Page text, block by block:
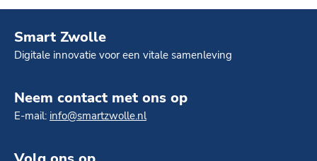
Smart Zwolle
Digitale innovatie voor een vitale samenleving
Neem contact met ons op
E-mail: info@smartzwolle.nl